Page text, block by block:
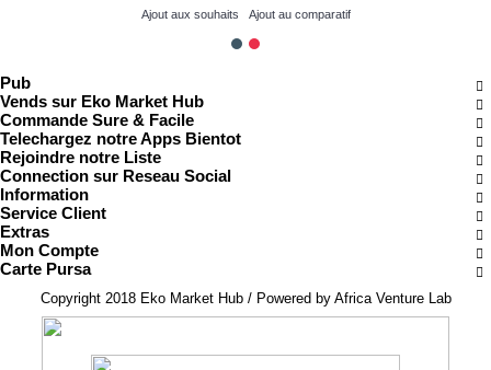
Ajout aux souhaits Ajout au comparatif
Pub
Vends sur Eko Market Hub
Commande Sure & Facile
Telechargez notre Apps Bientot
Rejoindre notre Liste
Connection sur Reseau Social
Information
Service Client
Extras
Mon Compte
Carte Pursa
Copyright 2018 Eko Market Hub / Powered by Africa Venture Lab